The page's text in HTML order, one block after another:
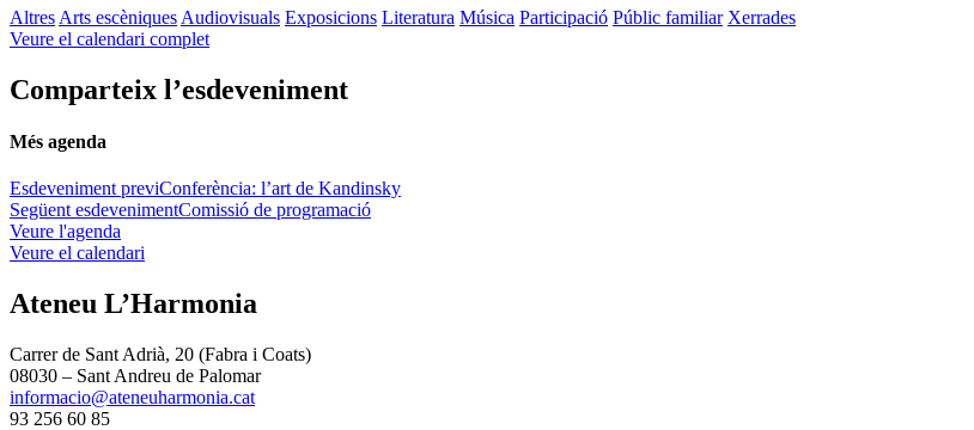
Altres Arts escèniques Audiovisuals Exposicions Literatura Música Participació Públic familiar Xerrades
Veure el calendari complet
Comparteix l’esdeveniment
Més agenda
Esdeveniment previConferència: l’art de Kandinsky
Següent esdevenimentComissió de programació
Veure l'agenda
Veure el calendari
Ateneu L’Harmonia
Carrer de Sant Adrià, 20 (Fabra i Coats)
08030 – Sant Andreu de Palomar
informacio@ateneuharmonia.cat
93 256 60 85